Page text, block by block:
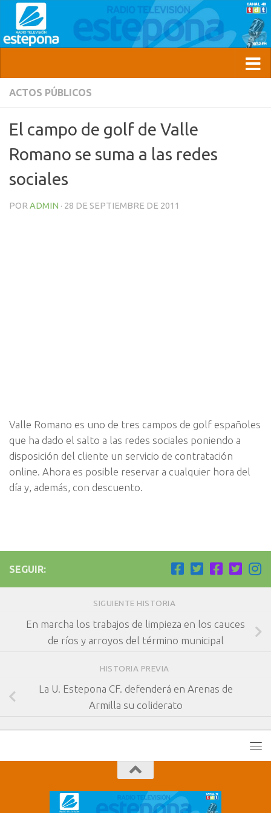
ACTOS PÚBLICOS
El campo de golf de Valle
Romano se suma a las redes
sociales
POR ADMIN · 28 DE SEPTIEMBRE DE 2011
Valle Romano es uno de tres campos de golf españoles
que ha dado el salto a las redes sociales poniendo a
disposición del cliente un servicio de contratación
online. Ahora es posible reservar a cualquier hora del
día y, además, con descuento.
SEGUIR:
SIGUIENTE HISTORIA
En marcha los trabajos de limpieza en los cauces
de ríos y arroyos del término municipal
HISTORIA PREVIA
La U. Estepona CF. defenderá en Arenas de
Armilla su coliderato